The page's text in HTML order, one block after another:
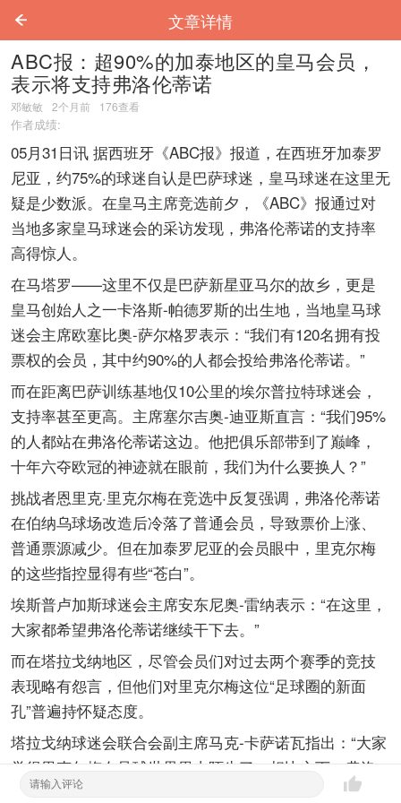
文章详情
ABC报：超90%的加泰地区的皇马会员，
表示将支持弗洛伦蒂诺
邓敏敏 2个月前 176查看
作者成绩:
05月31日讯 据西班牙《ABC报》报道，在西班牙加泰罗
尼亚，约75%的球迷自认是巴萨球迷，皇马球迷在这里无
疑是少数派。在皇马主席竞选前夕，《ABC》报通过对
当地多家皇马球迷会的采访发现，弗洛伦蒂诺的支持率
高得惊人。
在马塔罗——这里不仅是巴萨新星亚马尔的故乡，更是
皇马创始人之一卡洛斯-帕德罗斯的出生地，当地皇马球
迷会主席欧塞比奥-萨尔格罗表示：“我们有120名拥有投
票权的会员，其中约90%的人都会投给弗洛伦蒂诺。”
而在距离巴萨训练基地仅10公里的埃尔普拉特球迷会，
支持率甚至更高。主席塞尔吉奥-迪亚斯直言：“我们95%
的人都站在弗洛伦蒂诺这边。他把俱乐部带到了巅峰，
十年六夺欧冠的神迹就在眼前，我们为什么要换人？”
挑战者恩里克·里克尔梅在竞选中反复强调，弗洛伦蒂诺
在伯纳乌球场改造后冷落了普通会员，导致票价上涨、
普通票源减少。但在加泰罗尼亚的会员眼中，里克尔梅
的这些指控显得有些“苍白”。
埃斯普卢加斯球迷会主席安东尼奥-雷纳表示：“在这里，
大家都希望弗洛伦蒂诺继续干下去。”
而在塔拉戈纳地区，尽管会员们对过去两个赛季的竞技
表现略有怨言，但他们对里克尔梅这位“足球圈的新面
孔”普遍持怀疑态度。
塔拉戈纳球迷会联合会副主席马克-卡萨诺瓦指出：“大家
觉得里克尔梅在足球世界里太陌生了，相比之下，弗洛
伦蒂诺代表的是稳定和成功。”